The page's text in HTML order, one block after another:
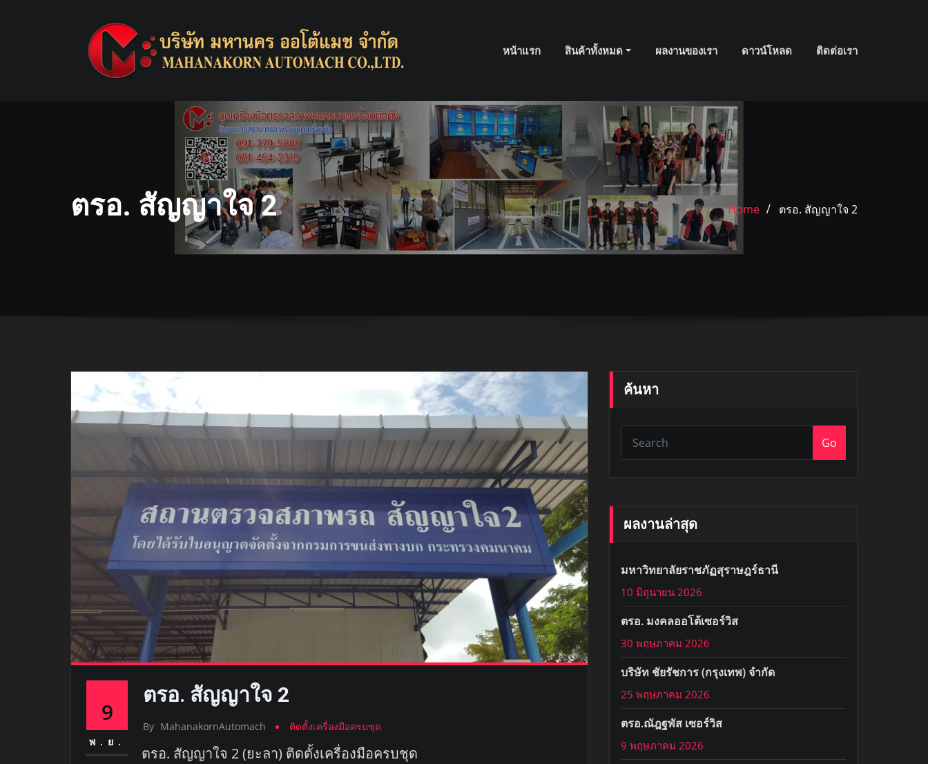
หน้าแรก สินค้าทั้งหมด ผลงานของเรา ดาวน์โหลด ติดต่อเรา
ตรอ. สัญญาใจ 2 Home ตรอ. สัญญาใจ 2
9
พ.ย.
ตรอ. สัญญาใจ 2
By MahanakornAutomach ติดตั้งเครื่องมือครบชุด
ตรอ. สัญญาใจ 2 (ยะลา) ติดตั้งเครื่องมือครบชุด
ค้นหา
Go
ผลงานล่าสุด
มหาวิทยาลัยราชภัฏสุราษฎร์ธานี
10 มิถุนายน 2026
ตรอ. มงคลออโต้เซอร์วิส
30 พฤษภาคม 2026
บริษัท ชัยรัชการ (กรุงเทพ) จำกัด
25 พฤษภาคม 2026
ตรอ.ณัฎฐพัส เซอร์วิส
9 พฤษภาคม 2026